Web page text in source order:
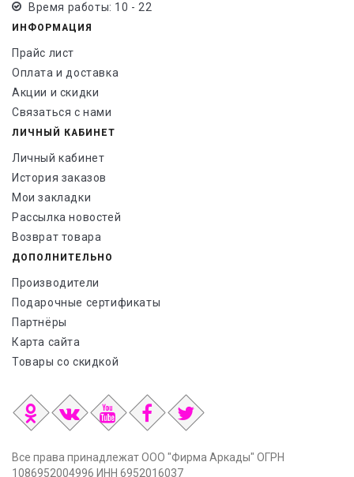
Время работы: 10 - 22
ИНФОРМАЦИЯ
Прайс лист
Оплата и доставка
Акции и скидки
Связаться с нами
ЛИЧНЫЙ КАБИНЕТ
Личный кабинет
История заказов
Мои закладки
Рассылка новостей
Возврат товара
ДОПОЛНИТЕЛЬНО
Производители
Подарочные сертификаты
Партнёры
Карта сайта
Товары со скидкой
Все права принадлежат ООО "Фирма Аркады" ОГРН
1086952004996 ИНН 6952016037